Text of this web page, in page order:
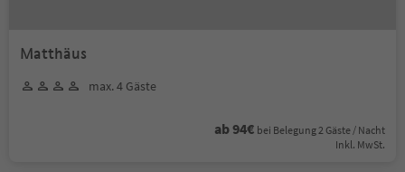
Matthäus
max. 4 Gäste
ab 94€ bei Belegung 2 Gäste / Nacht
Inkl. MwSt.